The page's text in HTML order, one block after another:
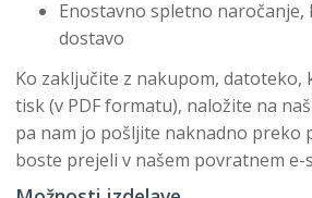
Enostavno spletno
dostavo
Ko zaključite z nakupom, datoteko,
tisk (v PDF formatu), naložite na
pa nam jo pošljite naknadno preko
boste prejeli v našem povratnem e-